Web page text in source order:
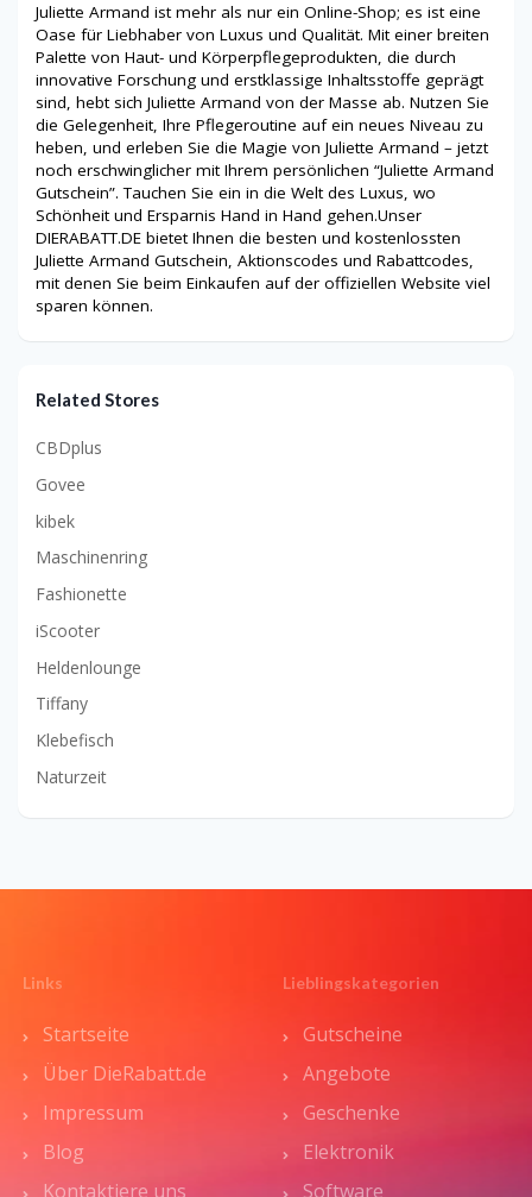
Juliette Armand ist mehr als nur ein Online-Shop; es ist eine
Oase für Liebhaber von Luxus und Qualität. Mit einer breiten
Palette von Haut- und Körperpflegeprodukten, die durch
innovative Forschung und erstklassige Inhaltsstoffe geprägt
sind, hebt sich Juliette Armand von der Masse ab. Nutzen Sie
die Gelegenheit, Ihre Pflegeroutine auf ein neues Niveau zu
heben, und erleben Sie die Magie von Juliette Armand – jetzt
noch erschwinglicher mit Ihrem persönlichen “Juliette Armand
Gutschein”. Tauchen Sie ein in die Welt des Luxus, wo
Schönheit und Ersparnis Hand in Hand gehen.Unser
DIERABATT.DE bietet Ihnen die besten und kostenlossten
Juliette Armand Gutschein, Aktionscodes und Rabattcodes,
mit denen Sie beim Einkaufen auf der offiziellen Website viel
sparen können.
Related Stores
CBDplus
Govee
kibek
Maschinenring
Fashionette
iScooter
Heldenlounge
Tiffany
Klebefisch
Naturzeit
Links
Startseite
Über DieRabatt.de
Impressum
Blog
Kontaktiere uns
Lieblingskategorien
Gutscheine
Angebote
Geschenke
Elektronik
Software